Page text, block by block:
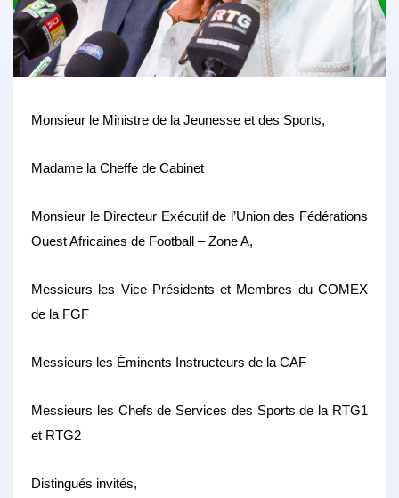
Monsieur le Ministre de la Jeunesse et des Sports,
Madame la Cheffe de Cabinet
Monsieur le Directeur Exécutif de l’Union des Fédérations
Ouest Africaines de Football – Zone A,
Messieurs les Vice Présidents et Membres du COMEX
de la FGF
Messieurs les Éminents Instructeurs de la CAF
Messieurs les Chefs de Services des Sports de la RTG1
et RTG2
Distingués invités,